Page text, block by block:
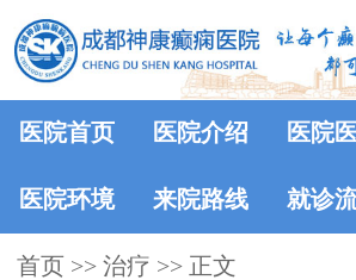
医院首页 医院介绍 医院
医院环境 来院路线 就诊
首页 >> 治疗 >> 正文